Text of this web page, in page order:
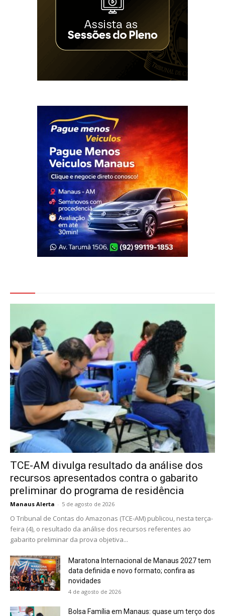
TCE-AM divulga resultado da análise dos
recursos apresentados contra o gabarito
preliminar do programa de residência
Manaus Alerta - 5 de agosto de 2026
O Tribunal de Contas do Amazonas (TCE-AM) publicou, nesta terça-
feira (4), o resultado da análise dos recursos referentes ao
gabarito preliminar da prova objetiva...
Maratona Internacional de Manaus 2027 tem
data definida e novo formato; confira as
novidades
4 de agosto de 2026
Bolsa Família em Manaus: quase um terço dos